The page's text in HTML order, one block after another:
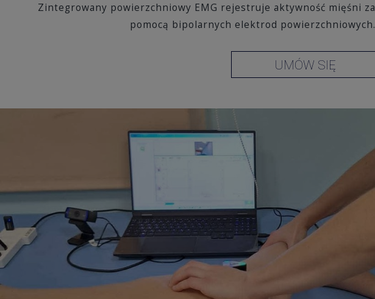
Zintegrowany powierzchniowy EMG rejestruje aktywność mięśni za
pomocą bipolarnych elektrod powierzchniowych.
UMÓW SIĘ